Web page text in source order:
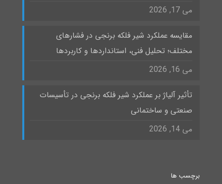
می 17, 2026
مقایسه عملکرد شیر فلکه برنجی در فشارهای
مختلف؛ تحلیل فنی، استانداردها و کاربردها
می 16, 2026
تأثیر آلیاژ بر عملکرد شیر فلکه برنجی در تأسیسات
صنعتی و ساختمانی
می 14, 2026
برچسب ها